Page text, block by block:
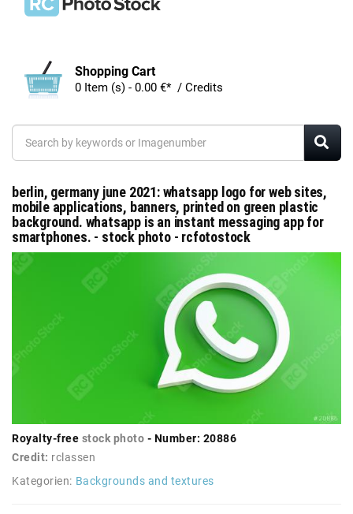
Shopping Cart
0 Item (s) - 0.00 €* / Credits
berlin, germany june 2021: whatsapp logo for web sites,
mobile applications, banners, printed on green plastic
background. whatsapp is an instant messaging app for
smartphones. - stock photo - rcfotostock
Royalty-free stock photo - Number: 20886
Credit: rclassen
Kategorien: Backgrounds and textures